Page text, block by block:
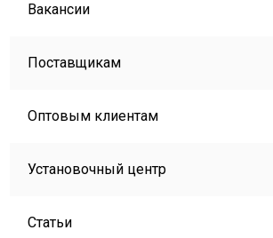
Вакансии
Поставщикам
Оптовым клиентам
Установочный центр
Статьи